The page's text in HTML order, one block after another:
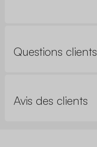
Questions clients
Avis des clients